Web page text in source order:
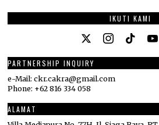
IKUTI KAMI
PARTNERSHIP INQUIRY
e-Mail: ckr.cakra@gmail.com
Phone: +62 816 334 058
ALAMAT